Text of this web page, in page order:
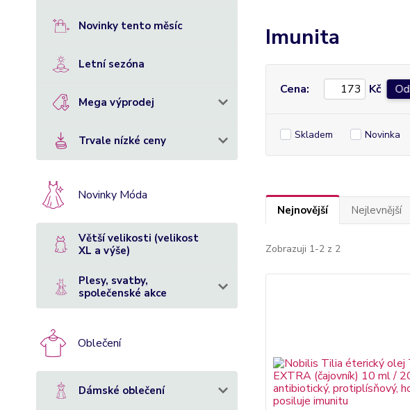
Novinky tento měsíc
Letní sezóna
Mega výprodej
Trvale nízké ceny
Novinky Móda
Větší velikosti (velikost
XL a výše)
Plesy, svatby,
společenské akce
Oblečení
Dámské oblečení
Imunita
Cena: Kč Od
Skladem Novinka
Nejnovější Nejlevnější
Zobrazuji 1-2 z 2